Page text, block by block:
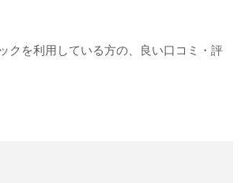
クを利用している方の、良い口コミ・評